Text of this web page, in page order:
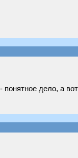
понятное дело, а